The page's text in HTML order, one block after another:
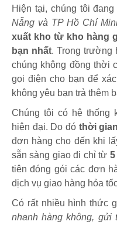
Hiện tại, chúng tôi
Nẵng và TP Hồ Chí
xuất kho từ kho hàng
bạn nhất. Trong trường
chúng không đồng thời
gọi điện cho bạn để
không yêu bạn trả thêm
Chúng tôi có hệ thống
hiện đại. Do đó thời
đơn hàng cho đến khi
sẵn sàng giao đi chỉ từ 5
tiên đóng gói các đơn
dịch vụ giao hàng hỏa
Có rất nhiều hình thức
nhanh hàng không, gửi